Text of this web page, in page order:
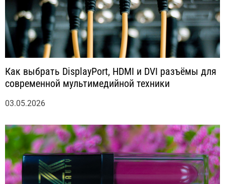
Как выбрать DisplayPort, HDMI и DVI разъёмы для
современной мультимедийной техники
03.05.2026